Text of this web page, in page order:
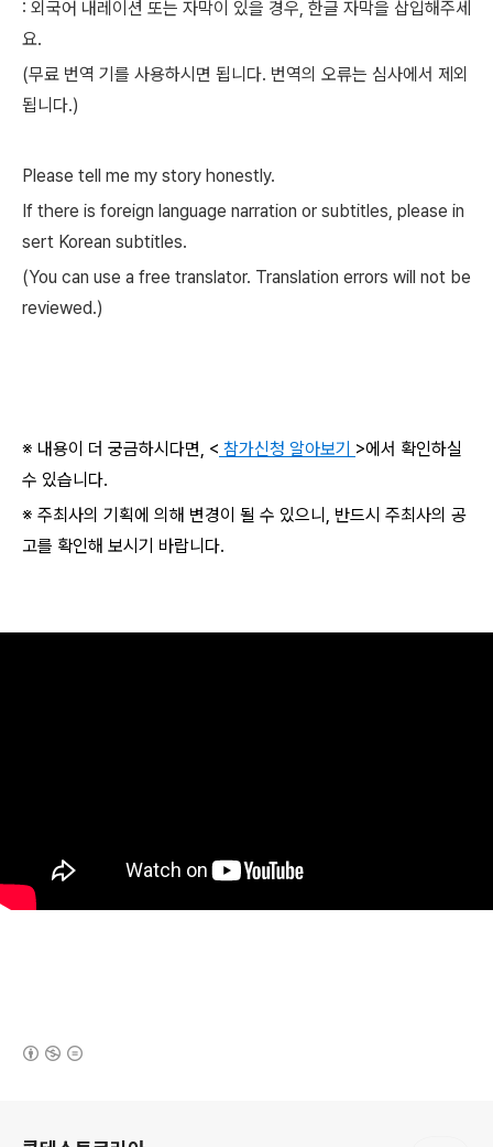
: 외국어 내레이션 또는 자막이 있을 경우, 한글 자막을 삽입해주세
요.
(무료 번역 기를 사용하시면 됩니다. 번역의 오류는 심사에서 제외
됩니다.)
Please tell me my story honestly.
If there is foreign language narration or subtitles, please in
sert Korean subtitles.
(You can use a free translator. Translation errors will not be
reviewed.)
※ 내용이 더 궁금하시다면, < 참가신청 알아보기 >에서 확인하실
수 있습니다.
※ 주최사의 기획에 의해 변경이 될 수 있으니, 반드시 주최사의 공
고를 확인해 보시기 바랍니다.